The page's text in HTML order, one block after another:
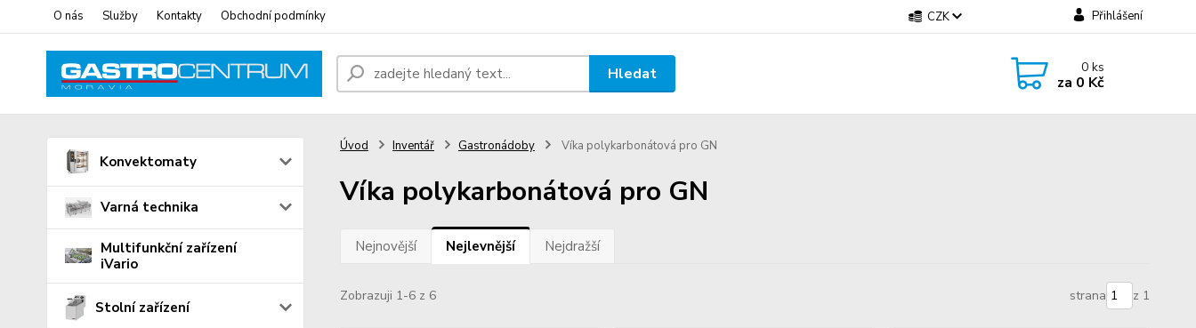
O nás Služby Kontakty Obchodní podmínky CZK Přihlášení
Hledat 0ks
za 0 Kč
Konvektomaty
Varná technika
Multifunkční zařízení
iVario
Stolní zařízení
Úvod Inventář Gastronádoby Víka polykarbonátová pro GN
Víka polykarbonátová pro GN
Nejnovější Nejlevnější Nejdražší
Zobrazuji 1-6 z 6 strana z 1